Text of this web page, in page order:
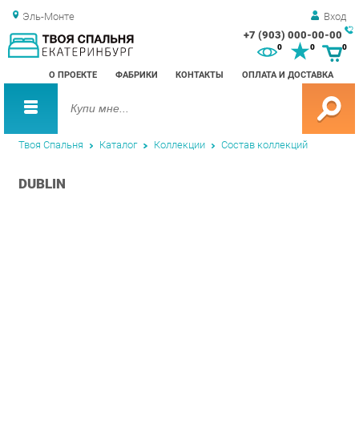
Эль-Монте Вход
+7 (903) 000-00-00
О ПРОЕКТЕ ФАБРИКИ КОНТАКТЫ ОПЛАТА И ДОСТАВКА
0 0
Твоя Спальня Каталог Коллекции Состав коллекций
DUBLIN